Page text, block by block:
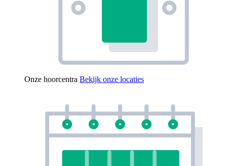
Onze hoorcentra Bekijk onze locaties